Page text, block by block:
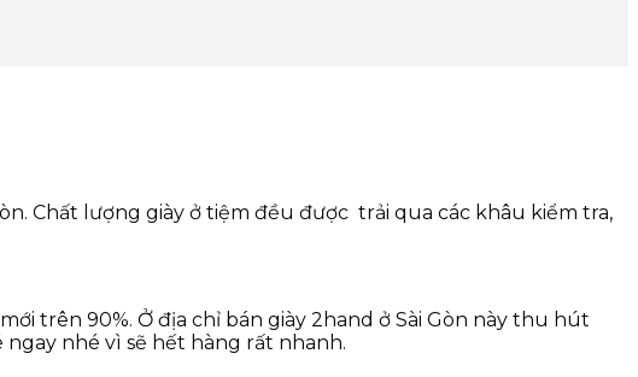
Chất lượng giày ở tiệm đều được trải qua các khâu kiểm tra,
trên 90%. Ở địa chỉ bán giày 2hand ở Sài Gòn này thu hút
nhé vì sẽ hết hàng rất nhanh.